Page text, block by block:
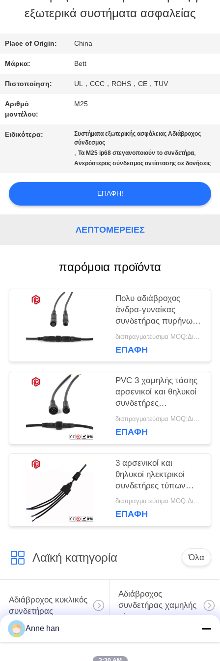
ΠΟΙΟΤΙΚΌΣ
ΈΛΕΓΧΟΣ
SITEMAP
PRIVACY
POLICY
εξωτερικά συστήματα ασφαλείας
Place of Origin: China
Μάρκα: Bett
Πιστοποίηση: UL，CCC，ROHS，CE，TUV
Αριθμό
μοντέλου:
M25
Ειδικότερα:
Συστήματα εξωτερικής ασφάλειας Αδιάβροχος
σύνδεσμος
,Τα M25 ip68 στεγανοποιούν το συνδετήρα,
Ανερόστερος σύνδεσμος αντίστασης σε δονήσεις
ΕΠΑΦΉ!
ΛΕΠΤΟΜΈΡΕΙΕΣ
παρόμοια προϊόντα
Πολυ αδιάβροχος
άνδρα-γυναίκας
συνδετήρας πυρήνων
M10 IP68
διαπραγματεύσιμα MOQ:Διαπραγματεύσιμος
ΕΠΑΦΉ
PVC 3 χαμηλής τάσης
αρσενικοί και θηλυκοί
συνδετήρες
ΚΑΡΦΙΤΣΏΝ M15
διαπραγματεύσιμα MOQ:Διαπραγματεύσιμος
ΕΠΑΦΉ
3 αρσενικοί και
θηλυκοί ηλεκτρικοί
συνδετήρες τύπων
Ip67 L20 τρόπων Τ
διαπραγματεύσιμα MOQ:Διαπραγματεύσιμος
ΕΠΑΦΉ
Λαϊκή κατηγορία Όλα
Αδιάβροχος κυκλικός
συνδετήρας
Αδιάβροχος
συνδετήρας χαμηλής
τάσης
Anne han